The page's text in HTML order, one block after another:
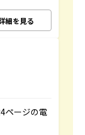
細を見る
ページの電